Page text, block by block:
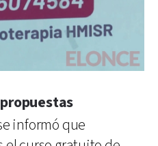
informó que